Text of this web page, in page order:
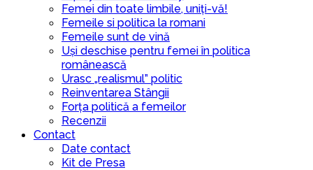
Femei din toate limbile, uniți-vă!
Femeile si politica la romani
Femeile sunt de vină
Uși deschise pentru femei în politica
românească
Urasc „realismul” politic
Reinventarea Stângii
Forța politică a femeilor
Recenzii
Contact
Date contact
Kit de Presa